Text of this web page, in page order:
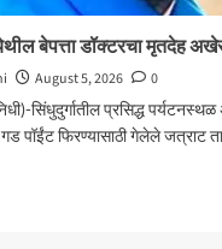
बेपत्ता डॉक्टरचा मृतदेह
August 5, 2026
0
सिंधुदुर्गातील प्रसिद्ध
पॉईंट फिरण्यासाठी गेलेले जत्राट